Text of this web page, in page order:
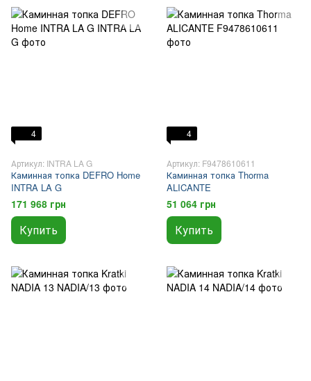
4
Артикул: INTRA LA G
Каминная топка DEFRO Home
INTRA LA G
171 968 грн
Купить
4
Артикул: F9478610611
Каминная топка Thorma
ALICANTE
51 064 грн
Купить